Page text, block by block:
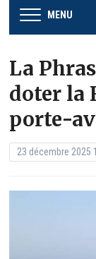
MENU
La
doter la
porte-
23 décembre 2025